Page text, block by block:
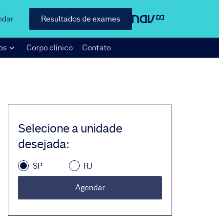
Resultados de exames
Corpo clínico Contato
Selecione a unidade
desejada:
SP RJ
Agendar